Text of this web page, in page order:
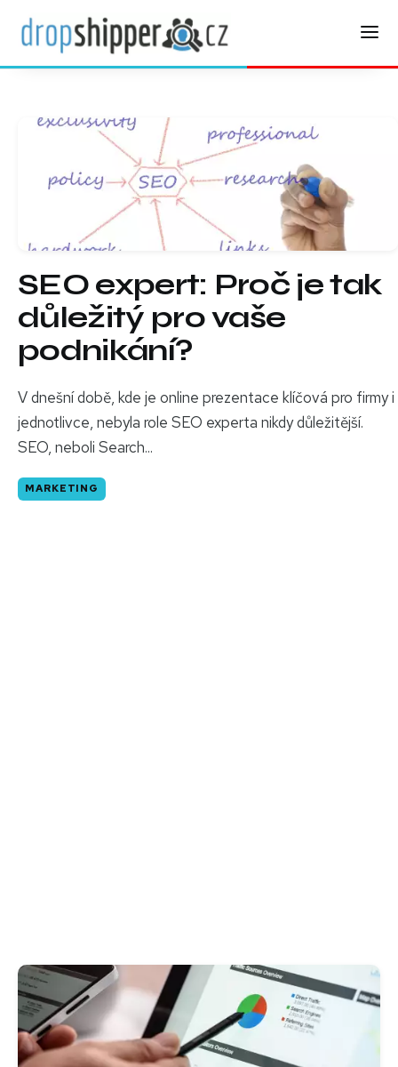
SEO expert: Proč je tak
důležitý pro vaše
podnikání?
V dnešní době, kde je online prezentace klíčová pro firmy i
jednotlivce, nebyla role SEO experta nikdy důležitější.
SEO, neboli Search...
MARKETING